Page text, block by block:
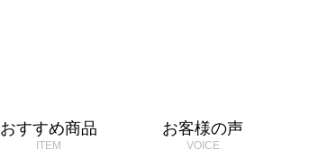
おすすめ商品 お客様の声